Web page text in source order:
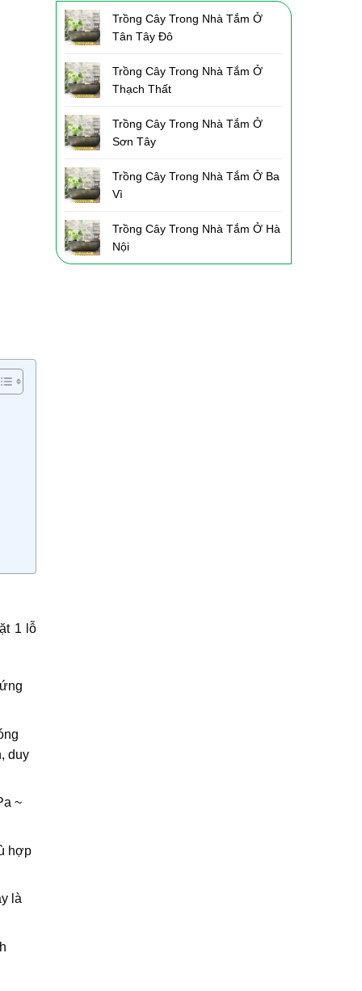
Trồng Cây Trong Nhà Tắm Ở
Tân Tây Đô
Trồng Cây Trong Nhà Tắm Ở
Thạch Thất
Trồng Cây Trong Nhà Tắm Ở
Sơn Tây
Trồng Cây Trong Nhà Tắm Ở Ba
Vì
Trồng Cây Trong Nhà Tắm Ở Hà
Nội
1 lỗ
duy
~
hợp
là